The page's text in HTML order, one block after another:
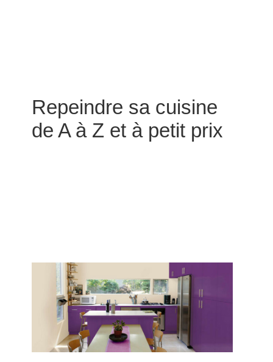
Repeindre sa cuisine
de A à Z et à petit prix